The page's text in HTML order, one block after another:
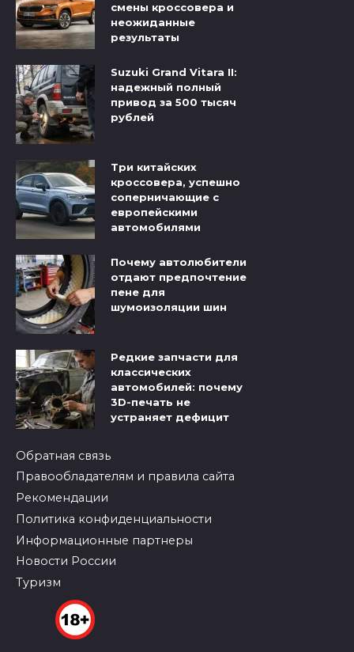
смены кроссовера и
неожиданные
результаты
Suzuki Grand Vitara II:
надежный полный
привод за 500 тысяч
рублей
Три китайских
кроссовера, успешно
соперничающие с
европейскими
автомобилями
Почему автолюбители
отдают предпочтение
пене для
шумоизоляции шин
Редкие запчасти для
классических
автомобилей: почему
3D-печать не
устраняет дефицит
Обратная связь
Правообладателям и правила сайта
Рекомендации
Политика конфиденциальности
Информационные партнеры
Новости России
Туризм